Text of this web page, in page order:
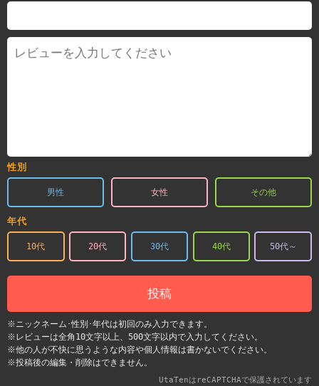
性別
男性 女性 その他
年代
10代 20代 30代 40代 50代～
投稿
※ニックネーム･性別･年代は初回のみ入力できます。
※レビューは全角10文字以上、500文字以内で入力してください。
※他の人が不快に思うような内容や個人情報は書かないでください。
※投稿後の編集・削除はできません。
UtaTenはreCAPTCHAで保護されています